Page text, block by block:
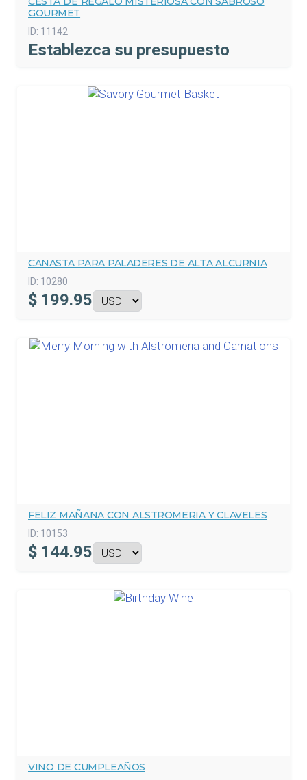
GOURMET
ID: 11142
Establezca su presupuesto
CANASTA PARA PALADERES DE ALTA ALCURNIA
ID: 10280
$ 199.95
FELIZ MAÑANA CON ALSTROMERIA Y CLAVELES
ID: 10153
$ 144.95
VINO DE CUMPLEAÑOS